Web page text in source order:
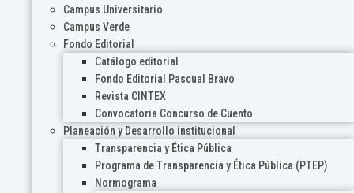
Campus Universitario
Campus Verde
Fondo Editorial
Catálogo editorial
Fondo Editorial Pascual Bravo
Revista CINTEX
Convocatoria Concurso de Cuento
Planeación y Desarrollo institucional
Transparencia y Ética Pública
Programa de Transparencia y Ética Pública (PTEP)
Normograma